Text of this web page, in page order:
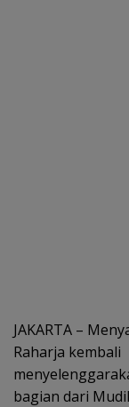
JAKARTA –
Raharja kembali
bagian dari